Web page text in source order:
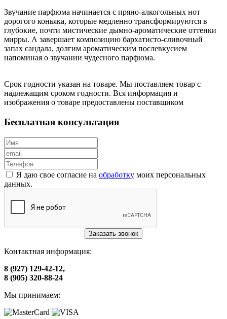
Звучание парфюма начинается с пряно-алкогольных нот
дорогого коньяка, которые медленно трансформируются в
глубокие, почти мистические дымно-ароматические оттенки
мирры. А завершает композицию бархатисто-сливочный
запах сандала, долгим ароматическим послевкусием
напоминая о звучании чудесного парфюма.
Срок годности указан на товаре. Мы поставляем товар с
надлежащим сроком годности. Вся информация и
изображения о товаре предоставлены поставщиком
Бесплатная консультация
Я даю свое согласие на обработку моих персональных
данных.
Заказать звонок
Контактная информация:
8 (927) 129-42-12,
8 (905) 320-88-24
Мы принимаем: